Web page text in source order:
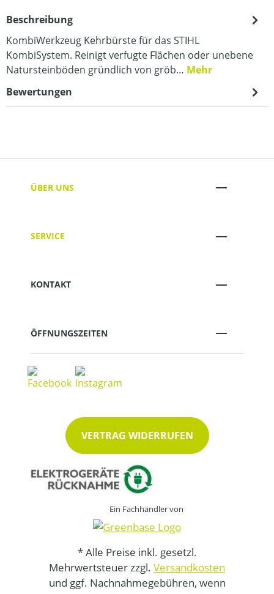
Beschreibung
KombiWerkzeug Kehrbürste für das STIHL
KombiSystem. Reinigt verfugte Flächen oder unebene
Natursteinböden gründlich von gröb… Mehr
Bewertungen
ÜBER UNS
SERVICE
KONTAKT
ÖFFNUNGSZEITEN
VERTRAG WIDERRUFEN
Ein Fachhändler von
* Alle Preise inkl. gesetzl.
Mehrwertsteuer zzgl. Versandkosten
und ggf. Nachnahmegebühren, wenn